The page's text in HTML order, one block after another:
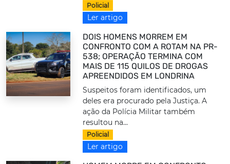
Policial
Ler artigo
DOIS HOMENS MORREM EM
CONFRONTO COM A ROTAM NA PR-
538; OPERAÇÃO TERMINA COM
MAIS DE 115 QUILOS DE DROGAS
APREENDIDOS EM LONDRINA
Suspeitos foram identificados, um
deles era procurado pela Justiça. A
ação da Polícia Militar também
resultou na...
Policial
Ler artigo